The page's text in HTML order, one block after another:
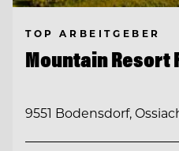
TOP ARBEITGEBER
Mountain Resort
9551 Bodensdorf,